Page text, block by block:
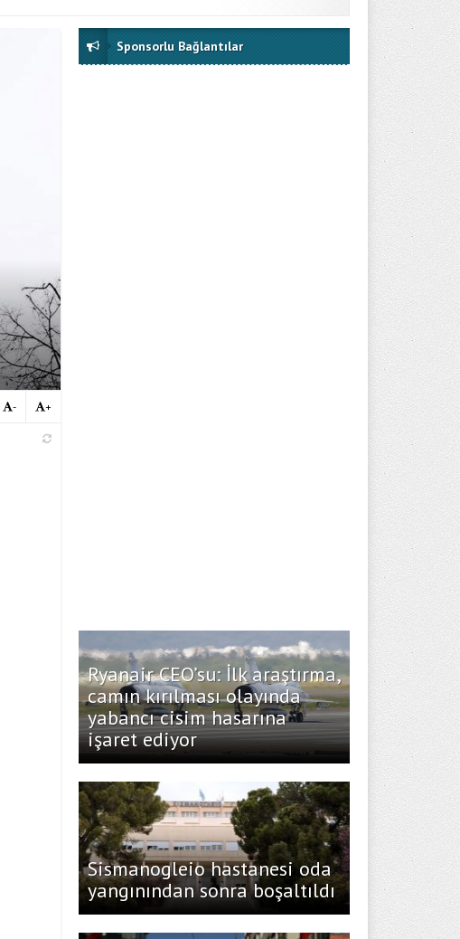
+
-
Sponsorlu Bağlantılar
Ryanair CEO’su: İlk araştırma,
camın kırılması olayında
yabancı cisim hasarına
işaret ediyor
Sismanogleio hastanesi oda
yangınından sonra boşaltıldı